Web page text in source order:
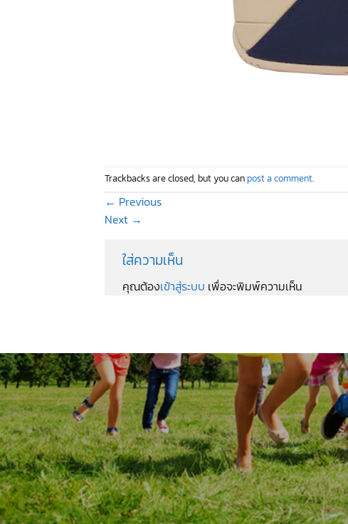
Trackbacks are closed, but you can post a comment.
← Previous
Next →
ใส่ความเห็น
คุณต้องเข้าสู่ระบบ เพื่อจะพิมพ์ความเห็น